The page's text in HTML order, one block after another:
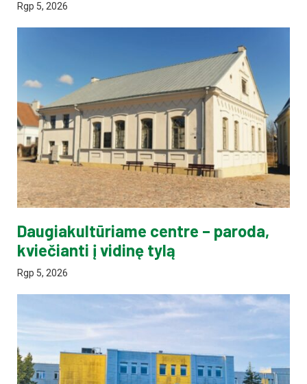
Rgp 5, 2026
Daugiakultūriame centre – paroda,
kviečianti į vidinę tylą
Rgp 5, 2026